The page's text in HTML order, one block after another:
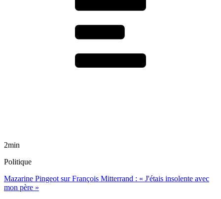
2min
Politique
Mazarine Pingeot sur François Mitterrand : « J'étais insolente avec
mon père »